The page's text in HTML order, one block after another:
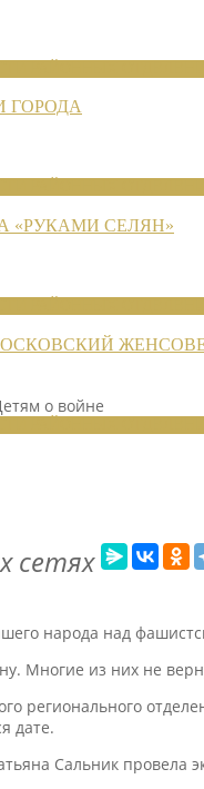
ГОРОДА
«РУКАМИ СЕЛЯН»
о войне
сетях
народа над
Многие из них не
регионального
дате.
Сальник провела